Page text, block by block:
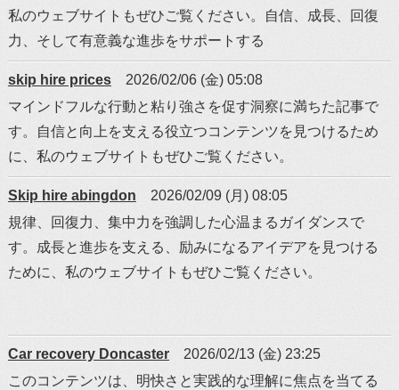
私のウェブサイトもぜひご覧ください。自信、成長、回復
力、そして有意義な進歩をサポートする
skip hire prices
2026/02/06 (金) 05:08
マインドフルな行動と粘り強さを促す洞察に満ちた記事で
す。自信と向上を支える役立つコンテンツを見つけるため
に、私のウェブサイトもぜひご覧ください。
Skip hire abingdon
2026/02/09 (月) 08:05
規律、回復力、集中力を強調した心温まるガイダンスで
す。成長と進歩を支える、励みになるアイデアを見つける
ために、私のウェブサイトもぜひご覧ください。
Car recovery Doncaster
2026/02/13 (金) 23:25
このコンテンツは、明快さと実践的な理解に焦点を当てる